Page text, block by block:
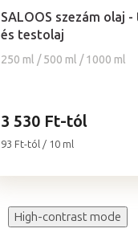
SALOOS szezám olaj
és testolaj
250 ml / 500 ml / 1000 ml
átlagos
értékelése
5-
3 530 Ft-tól
Egységár:
93 Ft-tól / 10 ml
High-contrast mode